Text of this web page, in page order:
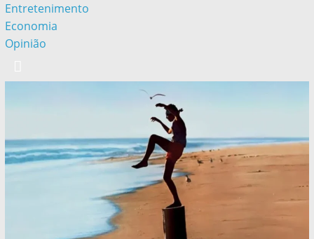
Entretenimento
Economia
Opinião